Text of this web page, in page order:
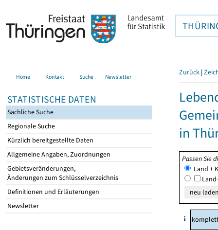
Home Kontakt Suche Newsletter
STATISTISCHE DATEN
Sachliche Suche
Regionale Suche
Kürzlich bereitgestellte Daten
Allgemeine Angaben, Zuordnungen
Gebietsveränderungen,
Änderungen zum Schlüsselverzeichnis
Definitionen und Erläuterungen
Newsletter
Zurück |
in
Passen Sie
Land +